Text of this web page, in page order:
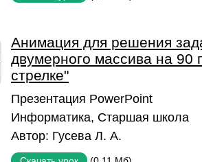
Анимация для решения
двумерного массива на 90
стрелке"
Презентация PowerPoint
Информатика, Старшая школа
Автор: Гусева Л. А.